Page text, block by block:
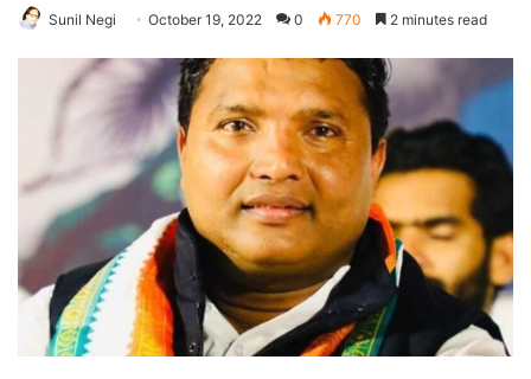
Sunil Negi October 19, 2022 0 770 2 minutes read